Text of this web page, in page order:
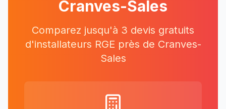
Cranves-Sales
Comparez jusqu'à 3 devis gratuits
d'installateurs RGE près de Cranves-
Sales